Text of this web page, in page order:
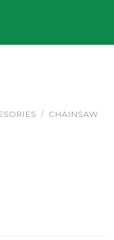
/ CHAINSAW